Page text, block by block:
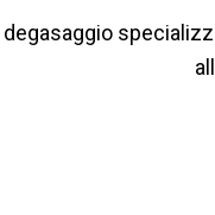
degasaggio